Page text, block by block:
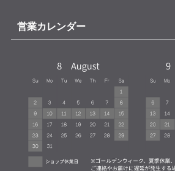
営業カレンダー